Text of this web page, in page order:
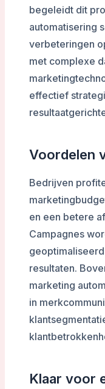
begeleidt dit
automatisering
verbeteringen
met complexe
effectief
Voordelen
Bedrijven
en een betere
Campagnes
resultaten.
marketing
in
Klaar voor